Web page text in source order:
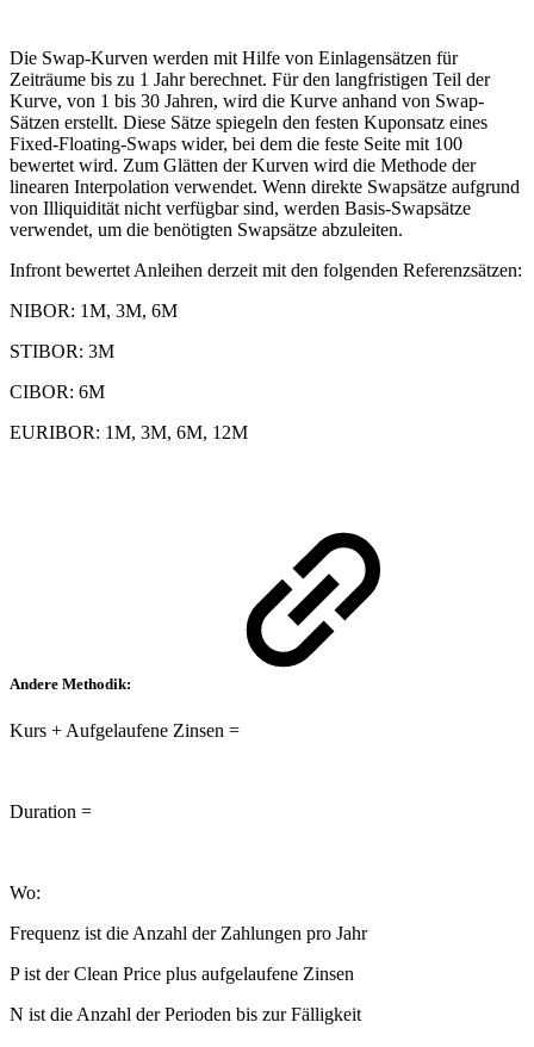
Die Swap-Kurven werden mit Hilfe von Einlagensätzen für
Zeiträume bis zu 1 Jahr berechnet. Für den langfristigen Teil der
Kurve, von 1 bis 30 Jahren, wird die Kurve anhand von Swap-
Sätzen erstellt. Diese Sätze spiegeln den festen Kuponsatz eines
Fixed-Floating-Swaps wider, bei dem die feste Seite mit 100
bewertet wird. Zum Glätten der Kurven wird die Methode der
linearen Interpolation verwendet. Wenn direkte Swapsätze aufgrund
von Illiquidität nicht verfügbar sind, werden Basis-Swapsätze
verwendet, um die benötigten Swapsätze abzuleiten.
Infront bewertet Anleihen derzeit mit den folgenden Referenzsätzen:
NIBOR: 1M, 3M, 6M
STIBOR: 3M
CIBOR: 6M
EURIBOR: 1M, 3M, 6M, 12M
Andere Methodik:
Kurs + Aufgelaufene Zinsen =
Duration =
Wo:
Frequenz ist die Anzahl der Zahlungen pro Jahr
P ist der Clean Price plus aufgelaufene Zinsen
N ist die Anzahl der Perioden bis zur Fälligkeit